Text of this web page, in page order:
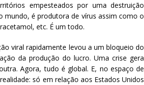
empesteados por uma destruição
mundo, é produtora de vírus assim como o
etc. É um todo.
viral rapidamente levou a um bloqueio do
da produção do lucro. Uma crise gera
Agora, tudo é global. E, no espaço de
só em relação aos Estados Unidos